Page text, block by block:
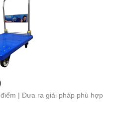
| Đưa ra giải pháp phù hợp